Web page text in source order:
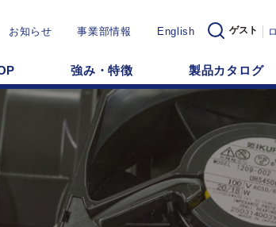
お知らせ 事業部情報 English ゲスト
強み・特徴 製品カタログ